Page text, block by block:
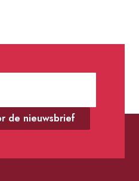
de nieuwsbrief